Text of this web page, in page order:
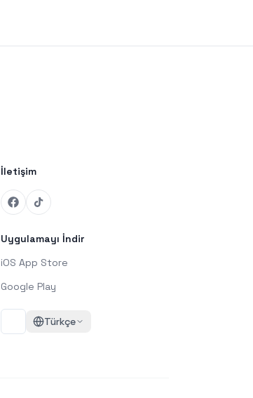
İletişim
Uygulamayı İndir
iOS App Store
Google Play
Türkçe